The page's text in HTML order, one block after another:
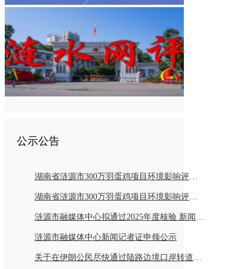
公示公告
湖南省涟源市300万羽蛋鸡项目环境影响评价报告书报批前公示
湖南省涟源市300万羽蛋鸡项目环境影响评价公众参与第二次公示
涟源市融媒体中心拟通过2025年度核验 新闻记者持证情况公示
涟源市融媒体中心新闻记者证申领公示
关于在伊朗公民尽快通过陆路边境口岸转道回国或离境的通知